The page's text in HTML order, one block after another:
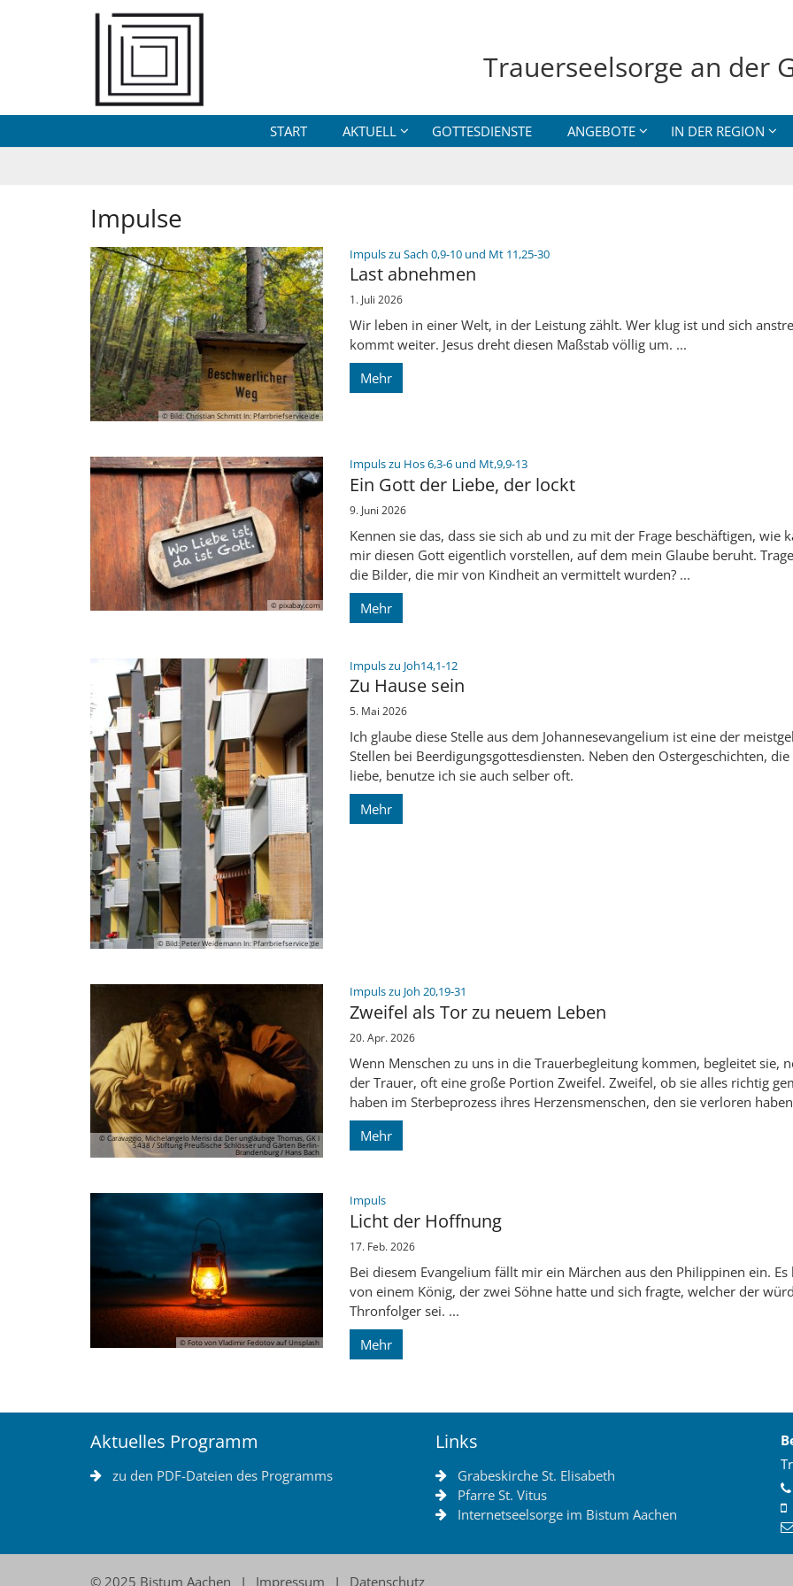
Zum Inhalt springen
Trauerseelsorge an der
START AKTUELL GOTTESDIENSTE ANGEBOTE IN DER REGION
Impulse
© Bild: Christian Schmitt In: Pfarrbriefservice.de
Impuls zu Sach 0,9-10 und Mt 11,25-30:
Last abnehmen
1. Juli 2026
Wir leben in einer Welt, in der Leistung zählt. Wer klug ist und sich
kommt weiter. Jesus dreht diesen Maßstab völlig um. ...
Mehr
© pixabay.com
Impuls zu Hos 6,3-6 und Mt,9,9-13:
Ein Gott der Liebe, der lockt
9. Juni 2026
Kennen sie das, dass sie sich ab und zu mit der Frage beschäftigen, wie
mir diesen Gott eigentlich vorstellen, auf dem mein Glaube beruht.
die Bilder, die mir von Kindheit an vermittelt wurden? ...
Mehr
© Bild: Peter Weidemann In: Pfarrbriefservice.de
Impuls zu Joh14,1-12:
Zu Hause sein
5. Mai 2026
Ich glaube diese Stelle aus dem Johannesevangelium ist eine der
Stellen bei Beerdigungsgottesdiensten. Neben den Ostergeschichten, die
liebe, benutze ich sie auch selber oft.
Mehr
© Caravaggio, Michelangelo Merisi da: Der ungläubige Thomas, GK I
5438 / Stiftung Preußische Schlösser und Gärten Berlin-
Brandenburg / Hans Bach
Impuls zu Joh 20,19-31
Zweifel als Tor zu neuem Leben
20. Apr. 2026
Wenn Menschen zu uns in die Trauerbegleitung kommen, begleitet sie,
der Trauer, oft eine große Portion Zweifel. Zweifel, ob sie alles richtig
haben im Sterbeprozess ihres Herzensmenschen, den sie verloren
Mehr
© Foto von Vladimir Fedotov auf Unsplash
Impuls:
Licht der Hoffnung
17. Feb. 2026
Bei diesem Evangelium fällt mir ein Märchen aus den Philippinen ein. Es
von einem König, der zwei Söhne hatte und sich fragte, welcher der
Thronfolger sei. ...
Mehr
Aktuelles Programm
zu den PDF-Dateien des Programms
Links
Grabeskirche St. Elisabeth
Pfarre St. Vitus
Internetseelsorge im Bistum Aachen
© 2025 Bistum Aachen Impressum Datenschutz